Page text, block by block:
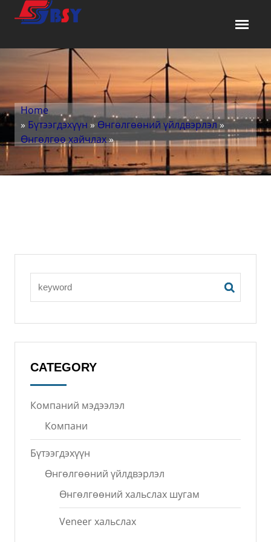
Home
» Бүтээгдэхүүн » Өнгөлгөөний үйлдвэрлэл »
Өнгөлгөө хайчлах»
CATEGORY
Компаний мэдээлэл
Компани
Бүтээгдэхүүн
Өнгөлгөөний үйлдвэрлэл
Өнгөлгөөний хальслах шугам
Veneer хальслах